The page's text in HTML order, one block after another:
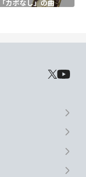
「カポなし」の曲